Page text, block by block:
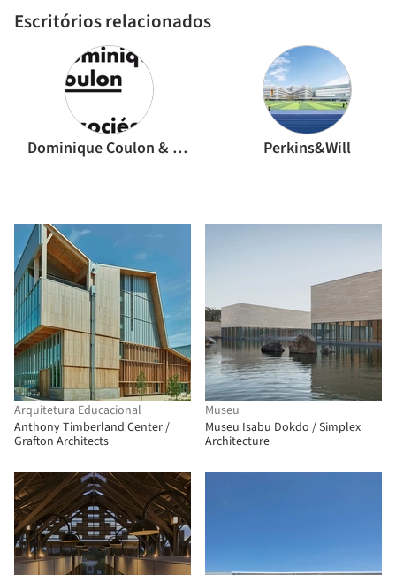
Escritórios relacionados
Dominique Coulon & associés Perkins&Will
Arquitetura Educacional
Anthony Timberland Center /
Grafton Architects
Museu
Museu Isabu Dokdo / Simplex
Architecture